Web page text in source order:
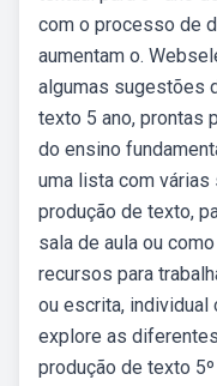
com o processo de
aumentam o.
algumas sugestões
texto 5 ano, prontas
do ensino
uma lista com
produção de texto,
sala de aula ou
recursos para
ou escrita, individual
explore as
produção de texto